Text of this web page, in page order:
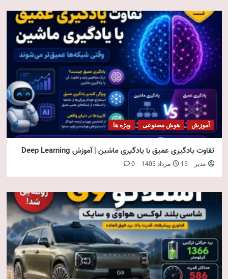
آموزش هوش مصنوعی ویژه ها
تفاوت یادگیری عمیق با یادگیری ماشین | آموزش Deep Learning
مدیر 15 مرداد 1405 0